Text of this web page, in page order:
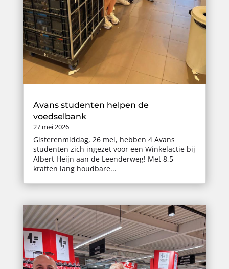
Avans studenten helpen de
voedselbank
27 mei 2026
Gisterenmiddag, 26 mei, hebben 4 Avans
studenten zich ingezet voor een Winkelactie bij
Albert Heijn aan de Leenderweg! Met 8,5
kratten lang houdbare...